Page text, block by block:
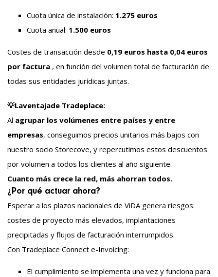
Cuota única de instalación: 1.275 euros
Cuota anual: 1.500 euros
Costes de transacción desde 0,19 euros hasta 0,04 euros
por factura , en función del volumen total de facturación de
todas sus entidades jurídicas juntas.
💡Laventajade Tradeplace:
Al agrupar los volúmenes entre países y entre
empresas, conseguimos precios unitarios más bajos con
nuestro socio Storecove, y repercutimos estos descuentos
por volumen a todos los clientes al año siguiente.
Cuanto más crece la red, más ahorran todos.
¿Por qué actuar ahora?
Esperar a los plazos nacionales de ViDA genera riesgos:
costes de proyecto más elevados, implantaciones
precipitadas y flujos de facturación interrumpidos.
Con Tradeplace Connect e-Invoicing:
El cumplimiento se implementa una vez y funciona para